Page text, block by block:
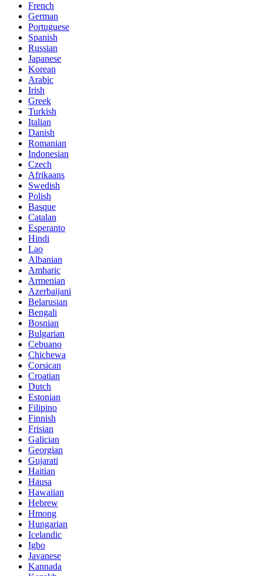
French
German
Portuguese
Spanish
Russian
Japanese
Korean
Arabic
Irish
Greek
Turkish
Italian
Danish
Romanian
Indonesian
Czech
Afrikaans
Swedish
Polish
Basque
Catalan
Esperanto
Hindi
Lao
Albanian
Amharic
Armenian
Azerbaijani
Belarusian
Bengali
Bosnian
Bulgarian
Cebuano
Chichewa
Corsican
Croatian
Dutch
Estonian
Filipino
Finnish
Frisian
Galician
Georgian
Gujarati
Haitian
Hausa
Hawaiian
Hebrew
Hmong
Hungarian
Icelandic
Igbo
Javanese
Kannada